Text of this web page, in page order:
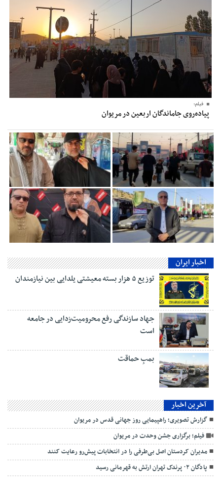
فیلم؛
پیاده‌روی جاماندگان اربعین در مریوان
اخبار ایران
توزیع ۵ هزار بسته معیشتی یلدایی بین نیازمندان
جهاد سازندگی رفع محرومیت‌زدایی در جامعه
است
بمبِ حماقت
آخرین اخبار
گزارش تصویری؛ راهپیمایی روز جهانی قدس در مریوان
فیلم؛ برگزاری جشن وحدت در مریوان
مدیران کردستان اصل بی‌طرفی را در انتخابات پیش‌رو رعایت کنند
پادگان ۰۲ پرندک تهران ارتش به قهرمانی رسید